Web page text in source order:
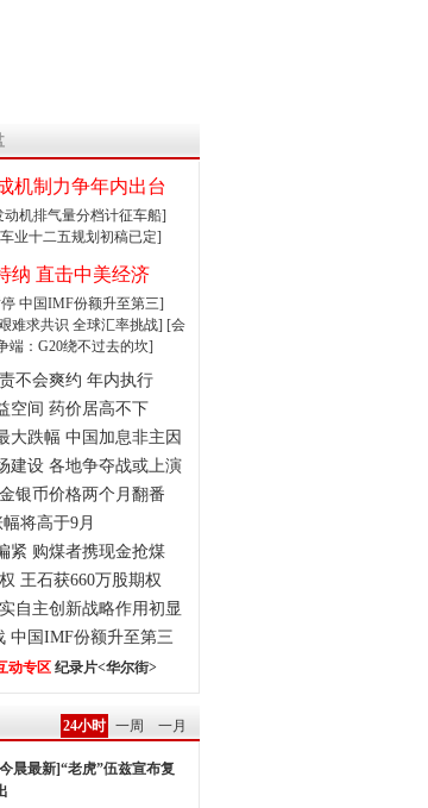
机制力争年内出台
机排气量分档计征车船]
业十二五规划初稿已定]
纳 直击中美经济
中国IMF份额升至第三]
难求共识 全球汇率挑战] [会
端：G20绕不过去的坎]
不会爽约 年内执行
空间 药价居高不下
大跌幅 中国加息非主因
建设 各地争夺战或上演
银币价格两个月翻番
将高于9月
紧 购煤者携现金抢煤
王石获660万股期权
自主创新战略作用初显
中国IMF份额升至第三
动专区 纪录片<华尔街>
24小时 一周 一月
晨最新]“老虎”伍兹宣布复